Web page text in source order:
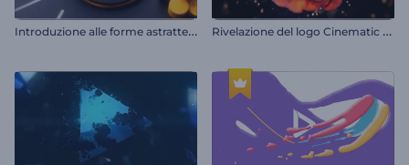
I
ntroduzione alle forme astratte 3D R
ivelazione del logo Cinematic Flames